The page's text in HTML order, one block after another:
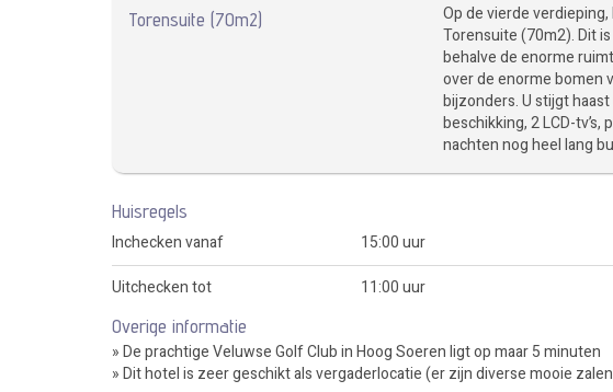
Torensuite (70m2)
Op de vierde
Torensuite (70m2). Dit
behalve de enorme
over de enorme bomen
bijzonders. U stijgt
beschikking, 2 LCD-
nachten nog heel lang
Huisregels
Inchecken vanaf
15:00 uur
Uitchecken tot
11:00 uur
Overige informatie
» De prachtige Veluwse Golf Club in Hoog Soeren ligt op maar 5 minuten
» Dit hotel is zeer geschikt als vergaderlocatie (er zijn diverse mooie